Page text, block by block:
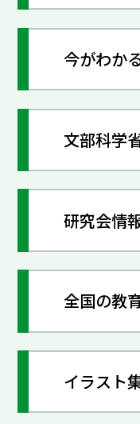
今がわか
文部科学
研究会情
全国の教
イラスト